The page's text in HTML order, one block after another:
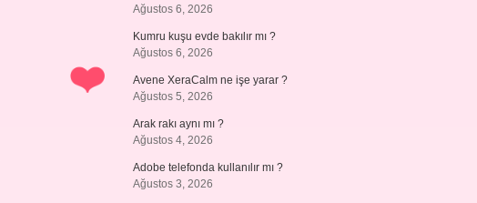
Ağustos 6, 2026
Kumru kuşu evde bakılır mı ?
Ağustos 6, 2026
Avene XeraCalm ne işe yarar ?
Ağustos 5, 2026
Arak rakı aynı mı ?
Ağustos 4, 2026
Adobe telefonda kullanılır mı ?
Ağustos 3, 2026